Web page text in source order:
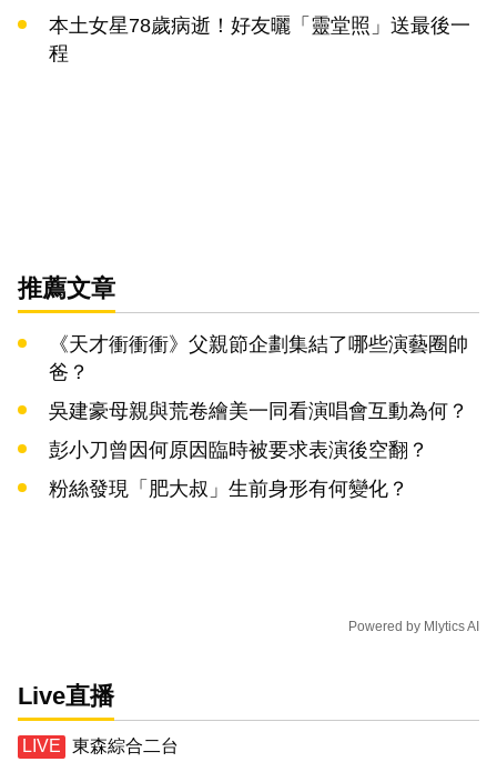
本土女星78歲病逝！好友曬「靈堂照」送最後一
程
推薦文章
《天才衝衝衝》父親節企劃集結了哪些演藝圈帥
爸？
吳建豪母親與荒卷繪美一同看演唱會互動為何？
彭小刀曾因何原因臨時被要求表演後空翻？
粉絲發現「肥大叔」生前身形有何變化？
Powered by Mlytics AI
Live直播
東森綜合二台